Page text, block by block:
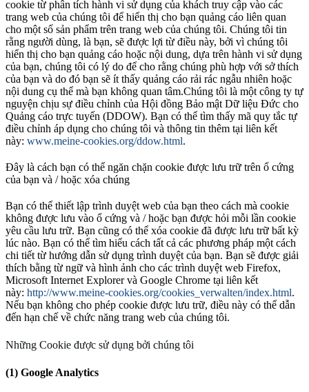
cookie từ phân tích hành vi sử dụng của khách truy cập vào các
trang web của chúng tôi để hiển thị cho bạn quảng cáo liên quan
cho một số sản phẩm trên trang web của chúng tôi. Chúng tôi tin
rằng người dùng, là bạn, sẽ được lợi từ điều này, bởi vì chúng tôi
hiển thị cho bạn quảng cáo hoặc nội dung, dựa trên hành vi sử dụng
của bạn, chúng tôi có lý do để cho rằng chúng phù hợp với sở thích
của bạn và do đó bạn sẽ ít thấy quảng cáo rải rác ngẫu nhiên hoặc
nội dung cụ thể mà bạn không quan tâm.Chúng tôi là một công ty tự
nguyện chịu sự điều chỉnh của Hội đồng Bảo mật Dữ liệu Đức cho
Quảng cáo trực tuyến (DDOW). Bạn có thể tìm thấy mã quy tắc tự
điều chỉnh áp dụng cho chúng tôi và thông tin thêm tại liên kết
này: www.meine-cookies.org/ddow.html.
Đây là cách bạn có thể ngăn chặn cookie được lưu trữ trên ổ cứng
của bạn và / hoặc xóa chúng
Bạn có thể thiết lập trình duyệt web của bạn theo cách mà cookie
không được lưu vào ổ cứng và / hoặc bạn được hỏi mỗi lần cookie
yêu cầu lưu trữ. Bạn cũng có thể xóa cookie đã được lưu trữ bất kỳ
lúc nào. Bạn có thể tìm hiểu cách tất cả các phương pháp một cách
chi tiết từ hướng dẫn sử dụng trình duyệt của bạn. Bạn sẽ được giải
thích bằng từ ngữ và hình ảnh cho các trình duyệt web Firefox,
Microsoft Internet Explorer và Google Chrome tại liên kết
này: http://www.meine-cookies.org/cookies_verwalten/index.html.
Nếu bạn không cho phép cookie được lưu trữ, điều này có thể dẫn
đến hạn chế về chức năng trang web của chúng tôi.
Những Cookie được sử dụng bởi chúng tôi
(1) Google Analytics